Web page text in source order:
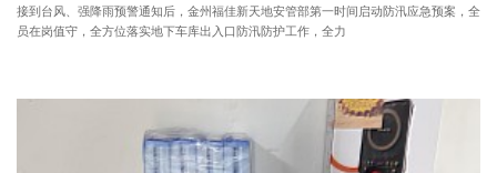
接到台风、强降雨预警通知后，金州福佳新天地安管部第一时间启动防汛应急预案，全
员在岗值守，全方位落实地下车库出入口防汛防护工作，全力